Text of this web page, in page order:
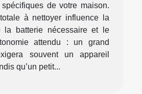
spécifiques de votre maison.
à nettoyer influence la
la batterie nécessaire et le
attendu : un grand
souvent un appareil
qu’un petit...